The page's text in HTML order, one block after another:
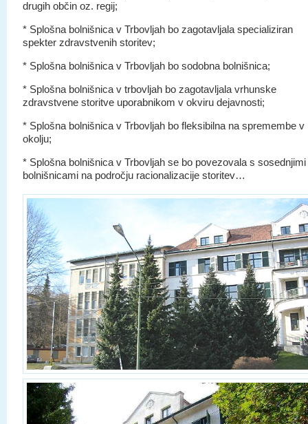
drugih občin oz. regij;
* Splošna bolnišnica v Trbovljah bo zagotavljala specializiran
spekter zdravstvenih storitev;
* Splošna bolnišnica v Trbovljah bo sodobna bolnišnica;
* Splošna bolnišnica v trbovljah bo zagotavljala vrhunske
zdravstvene storitve uporabnikom v okviru dejavnosti;
* Splošna bolnišnica v Trbovljah bo fleksibilna na spremembe v
okolju;
* Splošna bolnišnica v Trbovljah se bo povezovala s sosednjimi
bolnišnicami na področju racionalizacije storitev…